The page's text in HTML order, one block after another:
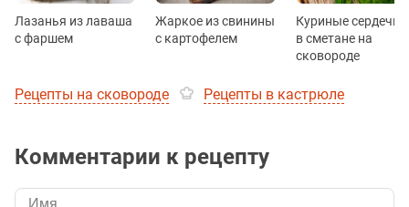
Лазанья из лаваша
с фаршем
Жаркое из свинины
с картофелем
Куриные сердечки
в сметане на
сковороде
Рецепты на сковороде Рецепты в кастрюле
Комментарии к рецепту